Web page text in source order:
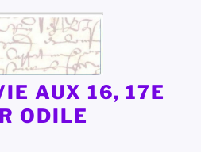
AUX 16, 17E
ODILE